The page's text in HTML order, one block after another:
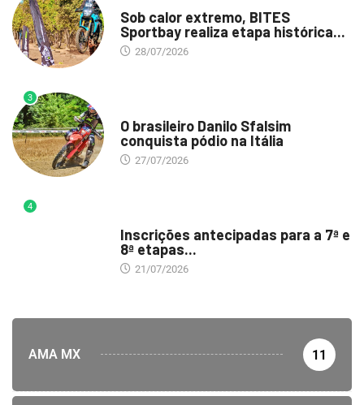
Sob calor extremo, BITES
Sportbay realiza etapa histórica...
28/07/2026
3
O brasileiro Danilo Sfalsim
conquista pódio na Itália
27/07/2026
4
Inscrições antecipadas para a 7ª e
8ª etapas...
21/07/2026
AMA MX 11